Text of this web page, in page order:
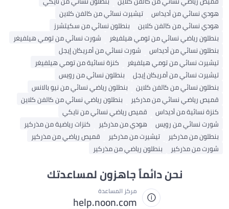
من أديداس
تيشيرت نسائي من كالفن كلاين
من كالفن كلاين
بنطلون نسائي من سكيتشرز
رياضي نسائي من تومي هيلفيغر
شورت نسائي من تومي هيلفيغر
نسائي من أديداس
شورت نسائي من أمريكان إيجل
نسائي من تومي هيلفيغر
كنزة نسائية من تومي هيلفيغر
نسائي من أمريكان إيجل
بنطلون نسائي من رويس
نسائي من كالفن كلاين
بنطلون رياضي نسائي من نيو بالانس
نسائي من مذركير
بنطلون رياضي نسائي من كالفن كلاين
من أديداس
قميص رياضي نسائي من نايكي
نسائي من رويس
هودي من مذركير
كنزات رياضية من مذركير
من مذركير
تيشيرت من مذركير
قميص رياضي من مذركير
مذركير
بنطلون رياضي من مذركير
نحن دائماً جاهزون لمساعدتك
مركز المساعدة
help.noon.com